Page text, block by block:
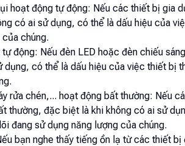
hoạt động tự động: Nếu các thiết bị gia
có ai sử dụng, có thể là dấu hiệu của
chúng.
động: Nếu đèn LED hoặc đèn chiếu
dụng, có thể là dấu hiệu của việc thiết bị
rửa chén,... hoạt động bất thường: Nếu
thường, đặc biệt là khi không có ai sử
đang sử dụng năng lượng của chúng.
bạn nghe thấy tiếng ồn lạ từ các thiết bị